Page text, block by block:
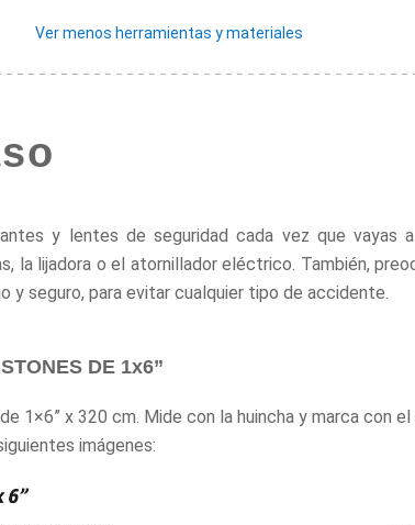
Ver menos herramientas y materiales
y lentes de seguridad cada vez que vayas a
la lijadora o el atornillador eléctrico. También,
y seguro, para evitar cualquier tipo de accidente.
DE 1x6”
1×6” x 320 cm. Mide con la huincha y marca con el
imágenes: